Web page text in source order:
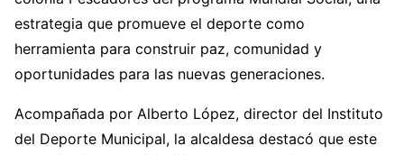
estrategia que promueve el deporte como
herramienta para construir paz, comunidad y
oportunidades para las nuevas generaciones.
Acompañada por Alberto López, director del Instituto
del Deporte Municipal, la alcaldesa destacó que este